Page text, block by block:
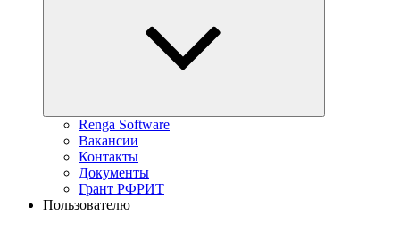
Renga Software
Вакансии
Контакты
Документы
Грант РФРИТ
Пользователю